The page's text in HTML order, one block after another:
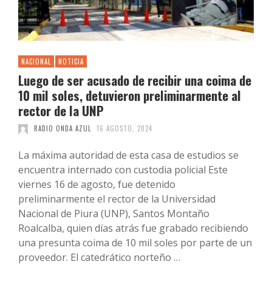
NACIONAL NOTICIA
Luego de ser acusado de recibir una coima de
10 mil soles, detuvieron preliminarmente al
rector de la UNP
RADIO ONDA AZUL 16 AGOSTO, 2024
La máxima autoridad de esta casa de estudios se
encuentra internado con custodia policial Este
viernes 16 de agosto, fue detenido
preliminarmente el rector de la Universidad
Nacional de Piura (UNP), Santos Montaño
Roalcalba, quien días atrás fue grabado recibiendo
una presunta coima de 10 mil soles por parte de un
proveedor. El catedrático norteño …